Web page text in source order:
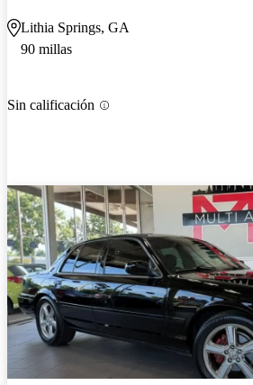
Lithia Springs, GA
90 millas
Sin calificación